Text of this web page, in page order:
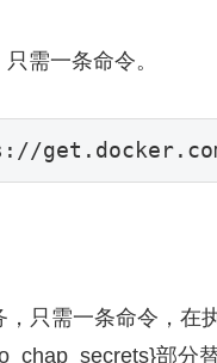
需一条命令。
://
只需一条命令，在
部分